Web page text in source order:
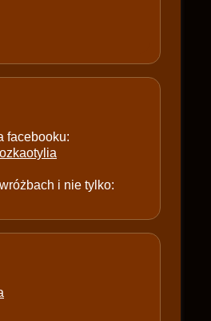
facebooku:
i nie tylko: